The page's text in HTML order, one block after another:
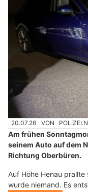
20.07.26 VON
Am frühen
seinem Auto auf dem
Richtung Oberbüren.
Auf Höhe Henau
wurde niemand. Es